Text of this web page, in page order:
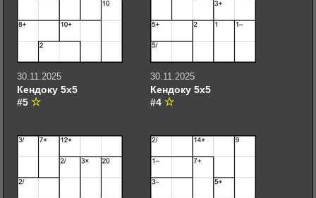
30.11.2025
Кендоку 5х5
#5
30.11.2025
Кендоку 5х5
#4